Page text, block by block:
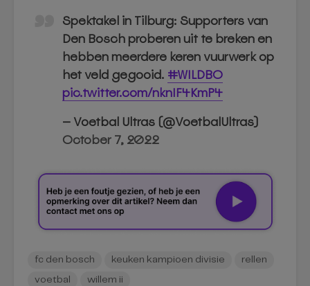
Spektakel in Tilburg: Supporters van
Den Bosch proberen uit te breken en
hebben meerdere keren vuurwerk op
het veld gegooid. #WILDBO
pic.twitter.com/nknIF4KmP4
— Voetbal Ultras (@VoetbalUltras)
October 7, 2022
fc den bosch keuken kampioen divisie rellen
voetbal willem ii